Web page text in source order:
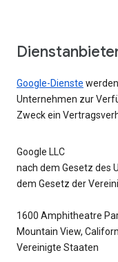
Google-Dienste
Unternehmen zur
Zweck ein
Google LLC
nach dem Gesetz des
dem Gesetz der
1600 Amphitheatre
Mountain View,
Vereinigte Staaten